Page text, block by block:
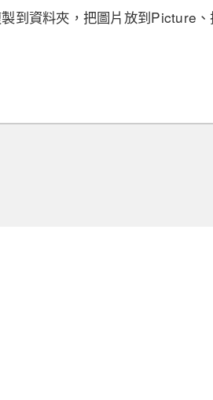
到資料夾，把圖片放到Picture